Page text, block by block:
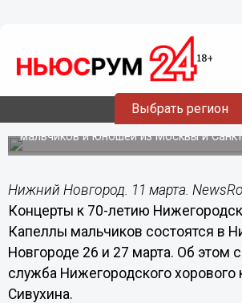
Выбрать регион
Концерты к 70-летию
мальчиков состоятся в
Новгороде 26 и 27 марта
В праздничных мероприятиях примут
мальчиков и юношей из Москвы и
Нижний Новгород. 11 марта.
Концерты к 70-летию
Капеллы мальчиков состоятся в
Новгороде 26 и 27 марта. Об этом
служба Нижегородского
Сивухина.